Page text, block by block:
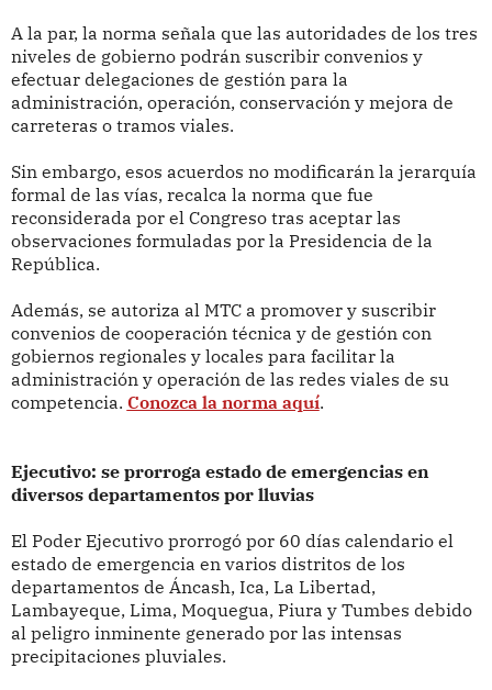
A la par, la norma señala que las autoridades de los tres
niveles de gobierno podrán suscribir convenios y
efectuar delegaciones de gestión para la
administración, operación, conservación y mejora de
carreteras o tramos viales.
Sin embargo, esos acuerdos no modificarán la jerarquía
formal de las vías, recalca la norma que fue
reconsiderada por el Congreso tras aceptar las
observaciones formuladas por la Presidencia de la
República.
Además, se autoriza al MTC a promover y suscribir
convenios de cooperación técnica y de gestión con
gobiernos regionales y locales para facilitar la
administración y operación de las redes viales de su
competencia. Conozca la norma aquí.
Ejecutivo: se prorroga estado de emergencias en
diversos departamentos por lluvias
El Poder Ejecutivo prorrogó por 60 días calendario el
estado de emergencia en varios distritos de los
departamentos de Áncash, Ica, La Libertad,
Lambayeque, Lima, Moquegua, Piura y Tumbes debido
al peligro inminente generado por las intensas
precipitaciones pluviales.